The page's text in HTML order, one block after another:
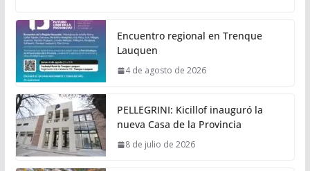
Encuentro regional en Trenque
Lauquen
4 de agosto de 2026
PELLEGRINI: Kicillof inauguró la
nueva Casa de la Provincia
8 de julio de 2026